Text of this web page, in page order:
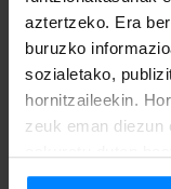
aztertzeko. Era
buruzko
sozialetako,
hornitzaileekin.
zeuk eman diezun
05